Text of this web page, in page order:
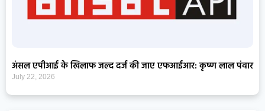
अंसल एपीआई के खिलाफ जल्द दर्ज की जाए एफआईआर: कृष्ण लाल पंवार
July 22, 2026